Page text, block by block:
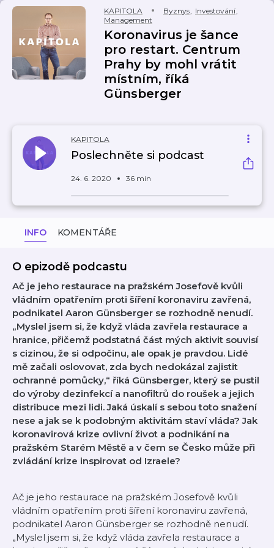
KAPITOLA Byznys, Investování,
Management
Koronavirus je šance
pro restart. Centrum
Prahy by mohl vrátit
místním, říká
Günsberger
KAPITOLA
Poslechněte si podcast
24. 6. 2020 36 min
INFO KOMENTÁŘE
O epizodě podcastu
Ač je jeho restaurace na pražském Josefově kvůli
vládním opatřením proti šíření koronaviru zavřená,
podnikatel Aaron Günsberger se rozhodně nenudí.
„Myslel jsem si, že když vláda zavřela restaurace a
hranice, přičemž podstatná část mých aktivit souvisí
s cizinou, že si odpočinu, ale opak je pravdou. Lidé
mě začali oslovovat, zda bych nedokázal zajistit
ochranné pomůcky,“ říká Günsberger, který se pustil
do výroby dezinfekcí a nanofiltrů do roušek a jejich
distribuce mezi lidi. Jaká úskalí s sebou toto snažení
nese a jak se k podobným aktivitám staví vláda? Jak
koronavirová krize ovlivní život a podnikání na
pražském Starém Městě a v čem se Česko může při
zvládání krize inspirovat od Izraele?
Ač je jeho restaurace na pražském Josefově kvůli
vládním opatřením proti šíření koronaviru zavřená,
podnikatel Aaron Günsberger se rozhodně nenudí.
„Myslel jsem si, že když vláda zavřela restaurace a